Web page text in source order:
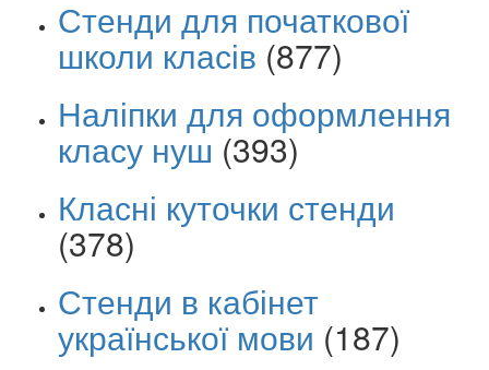
Стенди для початкової
школи класів (877)
Наліпки для оформлення
класу нуш (393)
Класні куточки стенди
(378)
Стенди в кабінет
української мови (187)